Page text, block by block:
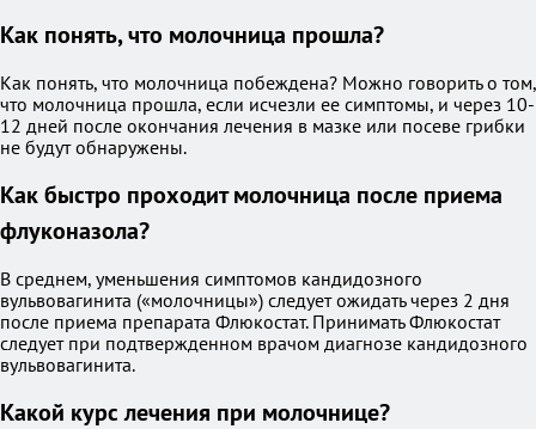
Как понять, что молочница прошла?
Как понять, что молочница побеждена? Можно говорить о том,
что молочница прошла, если исчезли ее симптомы, и через 10-
12 дней после окончания лечения в мазке или посеве грибки
не будут обнаружены.
Как быстро проходит молочница после приема
флуконазола?
В среднем, уменьшения симптомов кандидозного
вульвовагинита («молочницы») следует ожидать через 2 дня
после приема препарата Флюкостат. Принимать Флюкостат
следует при подтвержденном врачом диагнозе кандидозного
вульвовагинита.
Какой курс лечения при молочнице?